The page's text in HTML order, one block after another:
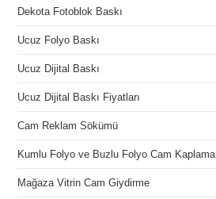
Dekota Fotoblok Baskı
Ucuz Folyo Baskı
Ucuz Dijital Baskı
Ucuz Dijital Baskı Fiyatları
Cam Reklam Sökümü
Kumlu Folyo ve Buzlu Folyo Cam Kaplama
Mağaza Vitrin Cam Giydirme